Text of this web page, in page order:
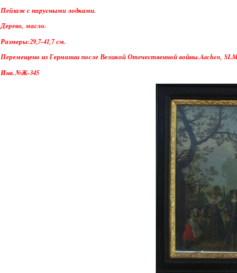
Пейзаж с парусными лодками.
Дерево, масло.
Размеры:29,7-41,7 см.
Перемещено из Германии после Великой Отечественной войны.Aachen,
Инв.№Ж-345